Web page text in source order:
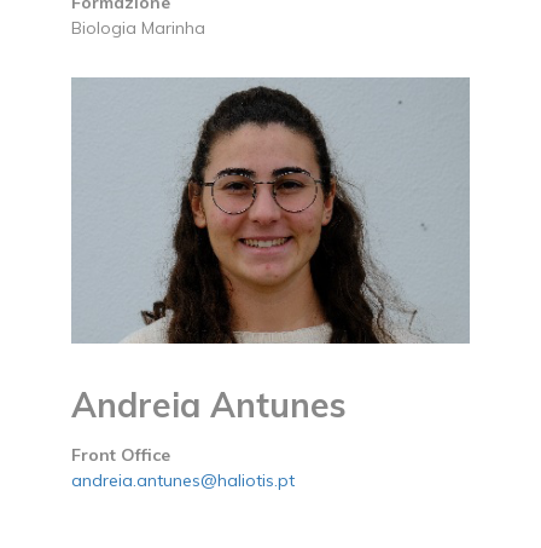
Biologia Marinha
Andreia Antunes
Front Office
andreia.antunes@haliotis.pt